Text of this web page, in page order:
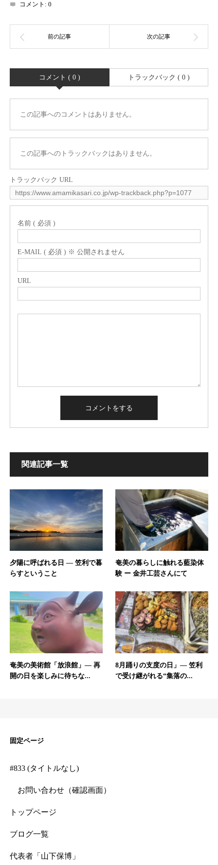
コメント: 0
コメント ( 0 ) トラックバック ( 0 )
この記事へのコメントはありません。
この記事へのトラックバックはありません。
トラックバック URL
名前 ( 必須 )
E-MAIL ( 必須 ) ※ 公開されません
URL
関連記事一覧
夕陽に呼ばれる日 — 笠利で暮
らすということ
奄美の暮らしに触れる藍染体
験 ー 金井工芸さんにて
奄美の美術館「放浪館」— 再
開の日を楽しみに待ちな...
8月踊りの支度の日」— 笠利
で受け継がれる“集落の...
固定ページ
#833 (タイトルなし)
お問い合わせ（確認画面）
トップページ
ブログ一覧
代表者「山下保博」